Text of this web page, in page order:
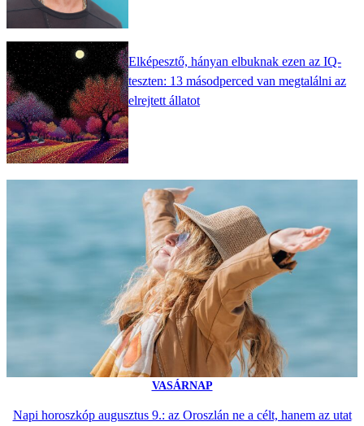
Elképesztő, hányan elbuknak ezen az IQ-
teszten: 13 másodperced van megtalálni az
elrejtett állatot
VASÁRNAP
Napi horoszkóp augusztus 9.: az Oroszlán ne a célt, hanem az utat